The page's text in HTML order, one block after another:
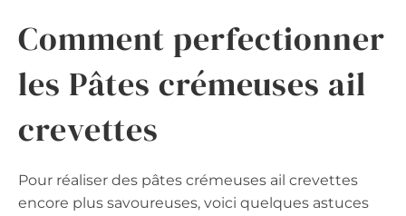
Comment perfectionner
les Pâtes crémeuses ail
crevettes
Pour réaliser des pâtes crémeuses ail crevettes
encore plus savoureuses, voici quelques astuces